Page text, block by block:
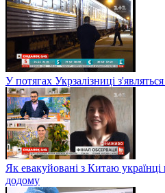
У потягах Укрзалізниці
Як евакуйовані з Китаю
додому